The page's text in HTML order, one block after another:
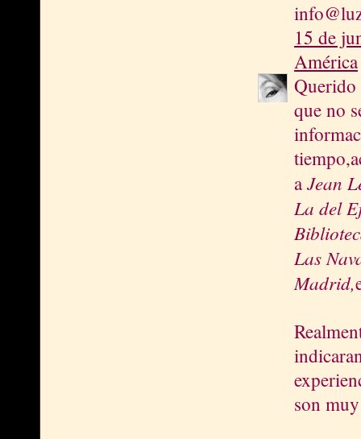
15 de
América
Querido
que no
aJean
La del
Las
Madrid,
son